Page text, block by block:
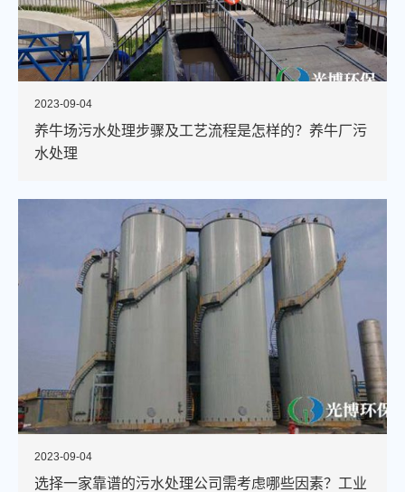
2023-09-04
养牛场污水处理步骤及工艺流程是怎样的？养牛厂污
水处理
2023-09-04
选择一家靠谱的污水处理公司需考虑哪些因素？工业